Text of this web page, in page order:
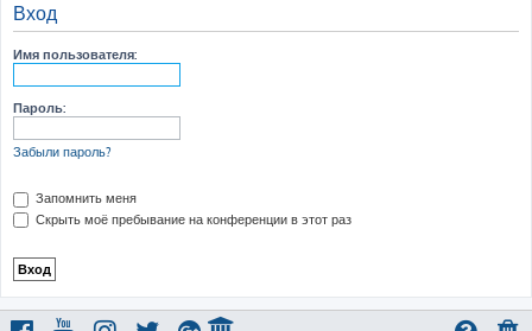
Вход
Имя пользователя:
Пароль:
Забыли пароль?
Запомнить меня
Скрыть моё пребывание на конференции в этот раз